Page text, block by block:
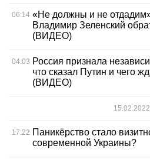
06:14 «Не должны и не
Владимир Зеленский
(ВИДЕО)
04:03 Россия признала
что сказал Путин и чего
(ВИДЕО)
15.02.2022
17:22 Паникёрство стало
современной Украины?